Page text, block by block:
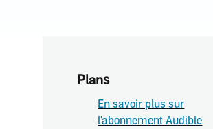
Plans
En savoir plus sur
l'abonnement Audible